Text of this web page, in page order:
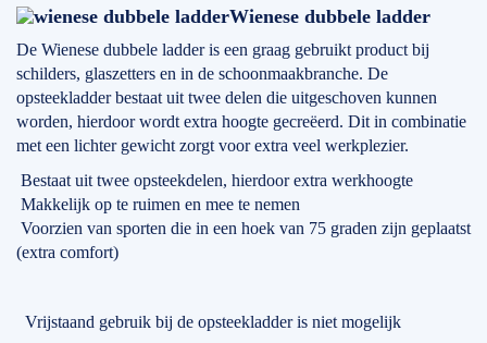
Wienese dubbele ladder
De Wienese dubbele ladder is een graag gebruikt product bij
schilders, glaszetters en in de schoonmaakbranche. De
opsteekladder bestaat uit twee delen die uitgeschoven kunnen
worden, hierdoor wordt extra hoogte gecreëerd. Dit in combinatie
met een lichter gewicht zorgt voor extra veel werkplezier.
Bestaat uit twee opsteekdelen, hierdoor extra werkhoogte
Makkelijk op te ruimen en mee te nemen
Voorzien van sporten die in een hoek van 75 graden zijn geplaatst
(extra comfort)
Vrijstaand gebruik bij de opsteekladder is niet mogelijk